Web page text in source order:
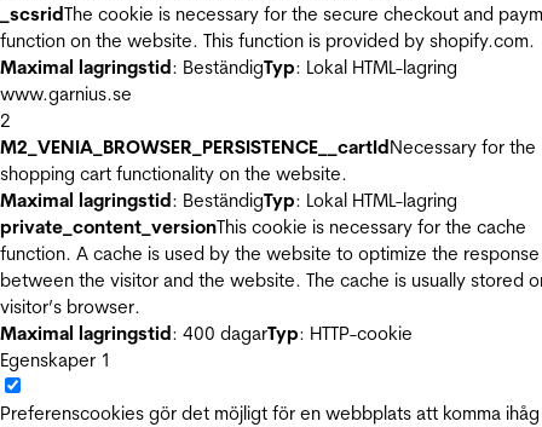
_scsridThe cookie is necessary for the secure checkout and
function on the website. This function is provided by shopify.com.
Maximal lagringstid: BeständigTyp: Lokal HTML-lagring
www.garnius.se
2
M2_VENIA_BROWSER_PERSISTENCE__cartIdNecessary for the
shopping cart functionality on the website.
Maximal lagringstid: BeständigTyp: Lokal HTML-lagring
private_content_versionThis cookie is necessary for the cache
function. A cache is used by the website to optimize the
between the visitor and the website. The cache is usually stored
visitor’s browser.
Maximal lagringstid: 400 dagarTyp: HTTP-cookie
Egenskaper 1
Preferenscookies gör det möjligt för en webbplats att komma ihåg